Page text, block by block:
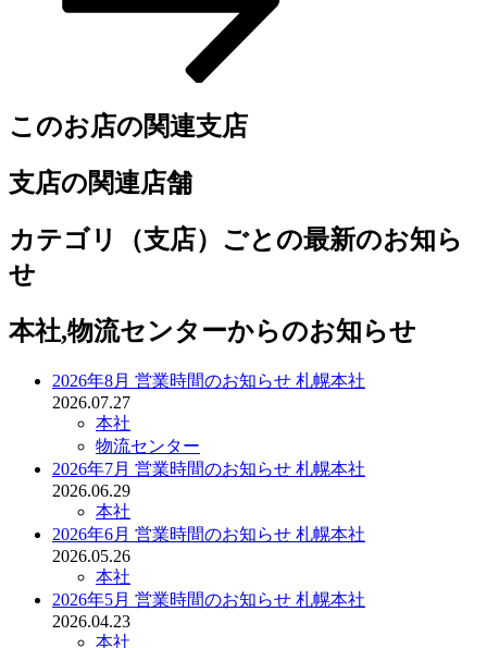
このお店の関連支店
支店の関連店舗
カテゴリ（支店）ごとの最新のお知ら
せ
本社,物流センターからのお知らせ
2026年8月 営業時間のお知らせ 札幌本社
2026.07.27
本社
物流センター
2026年7月 営業時間のお知らせ 札幌本社
2026.06.29
本社
2026年6月 営業時間のお知らせ 札幌本社
2026.05.26
本社
2026年5月 営業時間のお知らせ 札幌本社
2026.04.23
本社